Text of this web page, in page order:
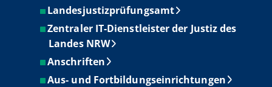
Landesjustizprüfungsamt
Zentraler IT-Dienstleister der Justiz des
Landes NRW
Anschriften
Aus- und Fortbildungseinrichtungen